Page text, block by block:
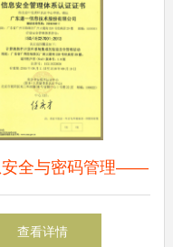
安全与密码管理——
业数字资产防护墙
查看详情